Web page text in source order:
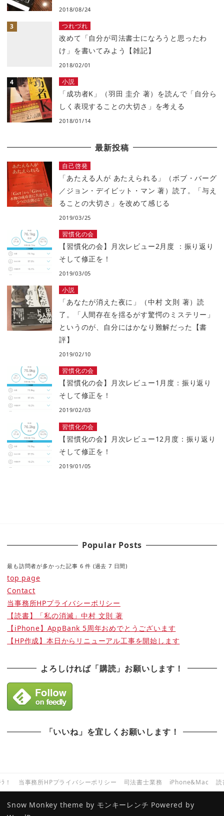
2018/08/24
つれづれ
改めて「自分が司法書士になろうと思ったわ
け」を書いてみよう【雑記】
2018/02/01
小説
「成功者K」（羽田 圭介 著）を読んで「自分ら
しく表現することの大切さ」を考える
2018/01/14
最新投稿
自己啓発
「あたえる人が あたえられる」（ボブ・バーグ
／ジョン・デイビット・マン 著）読了。「与え
ることの大切さ」を改めて感じる
2019/03/25
習慣化の会
【習慣化の会】月次レビュー2月度 ：振り返り
そして修正を！
2019/03/05
小説
「あなたが消えた夜に」（中村 文則 著）読
了。「人間存在を揺るがす驚愕のミステリー」
というのが、自分にはかなり難解だった【書
評】
2019/02/10
習慣化の会
【習慣化の会】月次レビュー1月度：振り返り
そして修正を！
2019/02/03
習慣化の会
【習慣化の会】月次レビュー12月度：振り返り
そして修正を！
2019/01/05
Popular Posts
最も訪問者が多かった記事 6 件 (過去 7 日間)
top page
Contact
当事務所HPプライバシーポリシー
【読書】「私の消滅」中村 文則 著
【iPhone】AppBank 5周年おめでとうございます
【HP作成】本日からリニューアル工事を開始します
よろしければ「購読」お願いします！
「いいね」を宜しくお願いします！
！ 当事務所HPプライバシーポリシー 司法書士業務 iPhone&Mac 読
Snow Monkey theme by モンキーレンチ Powered by